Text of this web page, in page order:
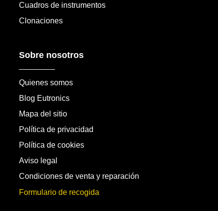
Cuadros de instrumentos
Clonaciones
Sobre nosotros
Quienes somos
Blog Eutronics
Mapa del sitio
Política de privacidad
Política de cookies
Aviso legal
Condiciones de venta y reparación
Formulario de recogida